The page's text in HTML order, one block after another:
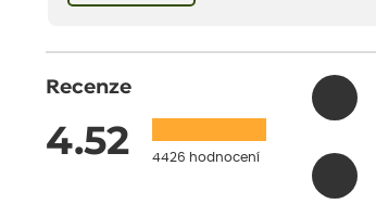
Recenze
4.52 4426 hodnocení